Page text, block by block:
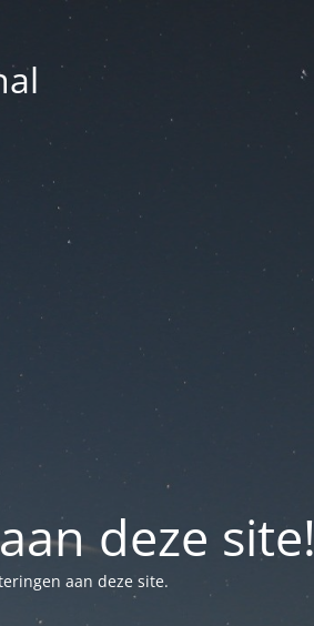
deze site!
aan deze site.